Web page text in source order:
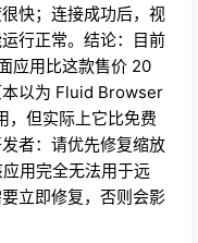
快；连接成功后，视
行正常。结论：目前
应用比这款售价 20
以为 Fluid Browser
，但实际上它比免费
者：请优先修复缩放
用完全无法用于远
立即修复，否则会影